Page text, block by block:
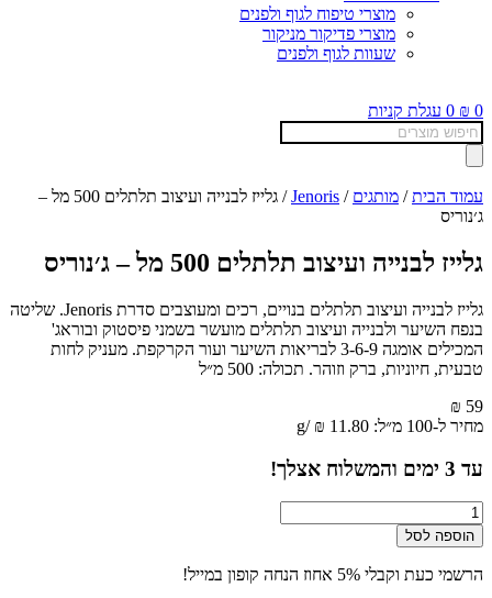
מוצרי טיפוח לגוף ולפנים
מוצרי פדיקור מניקור
שעוות לגוף ולפנים
₪ 0
0 עגלת קניות
Products
search
עמוד הבית/ מותגים /
Jenoris
/ גלייז לבנייה ועיצוב תלתלים 500 מל –
ג׳נוריס
גלייז לבנייה ועיצוב תלתלים 500 מל – ג׳נוריס
גלייז לבנייה ועיצוב תלתלים בנויים, רכים ומעוצבים סדרת Jenoris. שליטה
בנפח השיער ולבנייה ועיצוב תלתלים מועשר בשמני פיסטוק ובוראג'
המכילים אומגה 3-6-9 לבריאות השיער ועור הקרקפת. מעניק לחות
טבעית, חיוניות, ברק וזוהר. תכולה: 500 מ״ל
₪ 59
מחיר ל-100 מ״ל:
₪ 11.80
/
g
עד 3 ימים והמשלוח אצלך!
כמות
של
גלייז
לבנייה
הוספה לסל
הרשמי כעת וקבלי 5% אחוז הנחה קופון במייל!